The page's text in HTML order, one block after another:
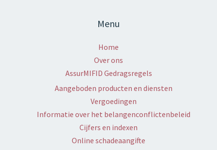
Menu
Home
Over ons
AssurMIFID Gedragsregels
Aangeboden producten en diensten
Vergoedingen
Informatie over het belangenconflictenbeleid
Cijfers en indexen
Online schadeaangifte